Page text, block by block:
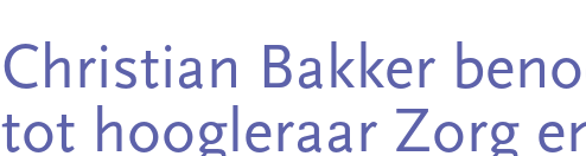
Christian Bakker
tot hoogleraar Zorg